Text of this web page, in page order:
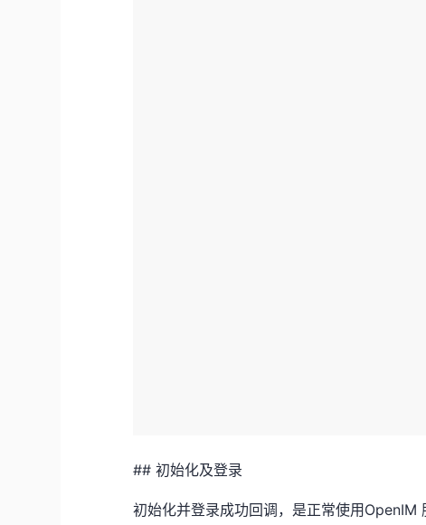
## 初始化及登录
初始化并登录成功回调，是正常使用OpenIM